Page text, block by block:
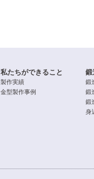
私たちができること
製作実績
金型製作事例
鍛
鍛
鍛
鍛
身